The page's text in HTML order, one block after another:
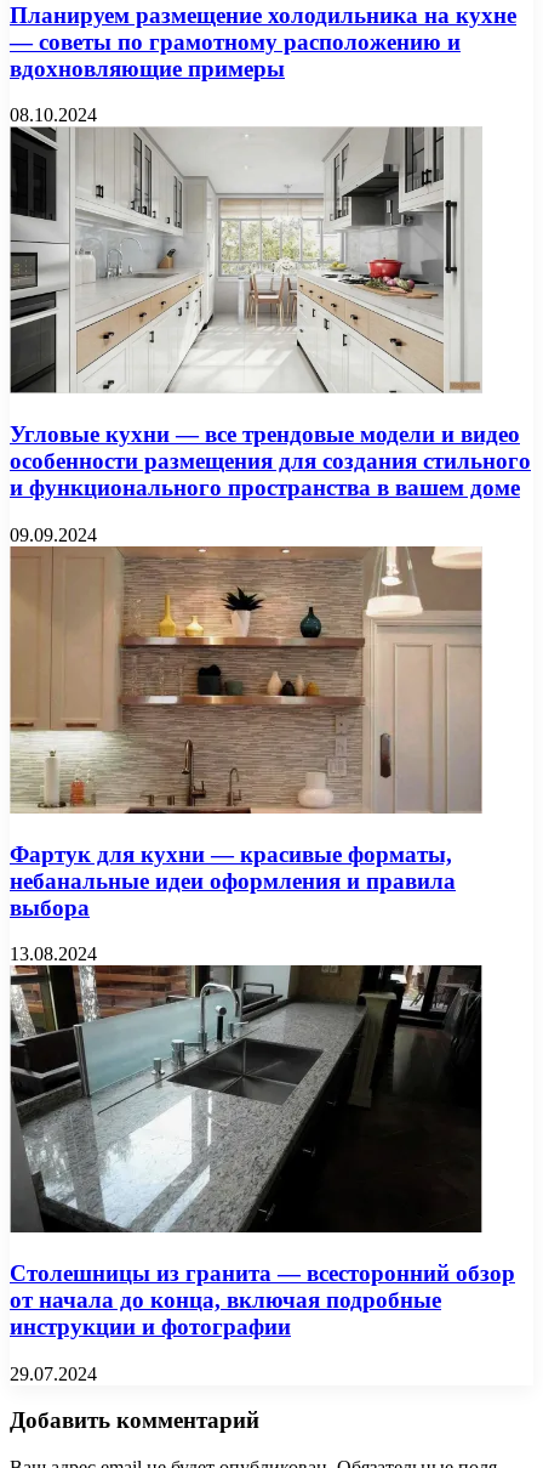
Планируем размещение холодильника на кухне
— советы по грамотному расположению и
вдохновляющие примеры
08.10.2024
Угловые кухни — все трендовые модели и видео
особенности размещения для создания стильного
и функционального пространства в вашем доме
09.09.2024
Фартук для кухни — красивые форматы,
небанальные идеи оформления и правила
выбора
13.08.2024
Столешницы из гранита — всесторонний обзор
от начала до конца, включая подробные
инструкции и фотографии
29.07.2024
Добавить комментарий